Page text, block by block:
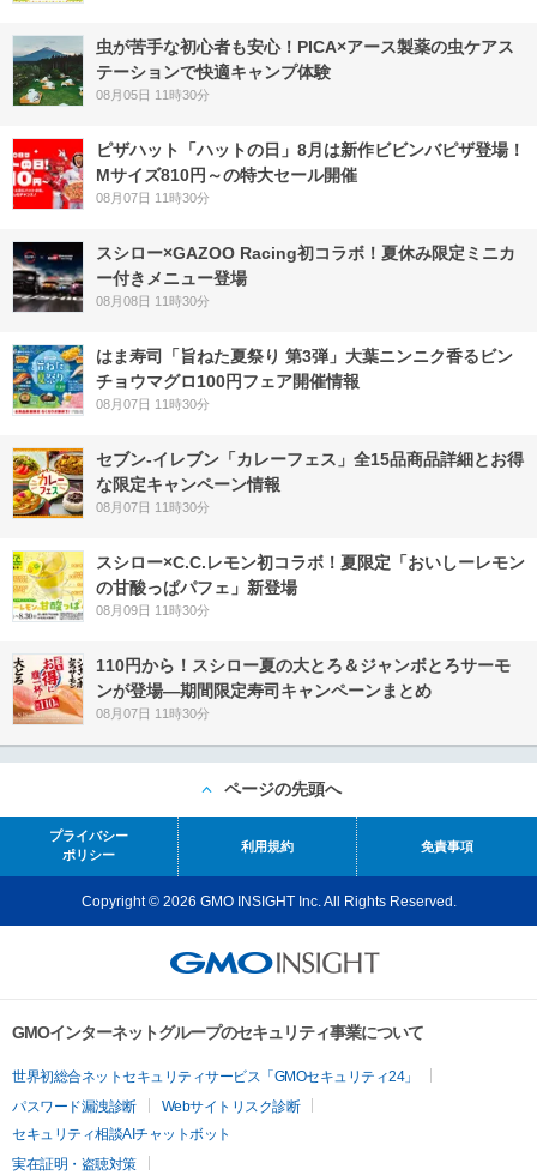
虫が苦手な初心者も安心！PICA×アース製薬の虫ケアス
テーションで快適キャンプ体験
08月05日 11時30分
ピザハット「ハットの日」8月は新作ビビンバピザ登場！
Mサイズ810円～の特大セール開催
08月07日 11時30分
スシロー×GAZOO Racing初コラボ！夏休み限定ミニカ
ー付きメニュー登場
08月08日 11時30分
はま寿司「旨ねた夏祭り 第3弾」大葉ニンニク香るビン
チョウマグロ100円フェア開催情報
08月07日 11時30分
セブン‐イレブン「カレーフェス」全15品商品詳細とお得
な限定キャンペーン情報
08月07日 11時30分
スシロー×C.C.レモン初コラボ！夏限定「おいしーレモン
の甘酸っぱパフェ」新登場
08月09日 11時30分
110円から！スシロー夏の大とろ＆ジャンボとろサーモ
ンが登場―期間限定寿司キャンペーンまとめ
08月07日 11時30分
ページの先頭へ
プライバシー
ポリシー
利用規約 免責事項
Copyright © 2026 GMO INSIGHT Inc. All Rights Reserved.
GMOインターネットグループのセキュリティ事業について
世界初総合ネットセキュリティサービス「GMOセキュリティ24」
パスワード漏洩診断
Webサイトリスク診断
セキュリティ相談AIチャットボット
実在証明・盗聴対策